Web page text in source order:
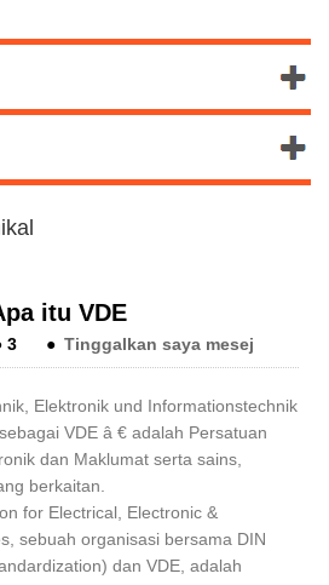
itu VDE
3 ● Tinggalkan saya mesej
Elektronik und Informationstechnik
VDE â € adalah Persatuan
dan Maklumat serta sains,
berkaitan.
for Electrical, Electronic &
sebuah organisasi bersama DIN
dan VDE, adalah